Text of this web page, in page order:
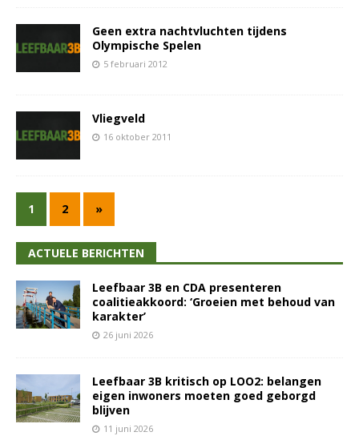
Geen extra nachtvluchten tijdens
Olympische Spelen
5 februari 2012
Vliegveld
16 oktober 2011
1 2 »
ACTUELE BERICHTEN
Leefbaar 3B en CDA presenteren
coalitieakkoord: ‘Groeien met behoud van
karakter’
26 juni 2026
Leefbaar 3B kritisch op LOO2: belangen
eigen inwoners moeten goed geborgd
blijven
11 juni 2026